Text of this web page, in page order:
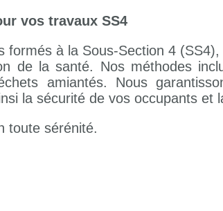
vos travaux SS4
formés à la Sous-Section 4
de la santé. Nos méthodes
amiantés. Nous
la sécurité de vos occupants et
toute sérénité.